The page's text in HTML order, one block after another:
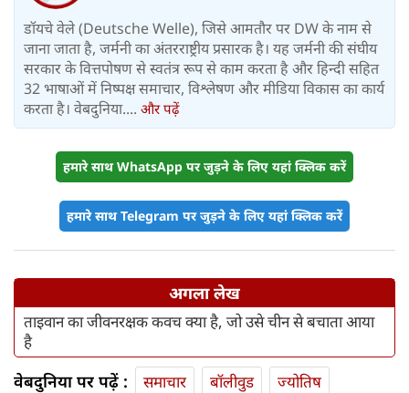
डॉयचे वेले (Deutsche Welle), जिसे आमतौर पर DW के नाम से
जाना जाता है, जर्मनी का अंतरराष्ट्रीय प्रसारक है। यह जर्मनी की संघीय
सरकार के वित्तपोषण से स्वतंत्र रूप से काम करता है और हिन्दी सहित
32 भाषाओं में निष्पक्ष समाचार, विश्लेषण और मीडिया विकास का कार्य
करता है। वेबदुनिया.... और पढ़ें
हमारे साथ WhatsApp पर जुड़ने के लिए यहां क्लिक करें
हमारे साथ Telegram पर जुड़ने के लिए यहां क्लिक करें
अगला लेख
ताइवान का जीवनरक्षक कवच क्या है, जो उसे चीन से बचाता आया
है
वेबदुनिया पर पढ़ें : समाचार बॉलीवुड ज्योतिष